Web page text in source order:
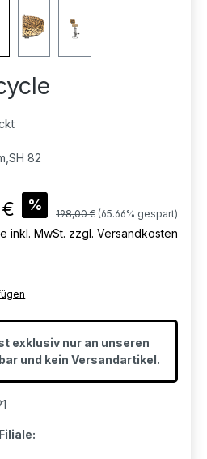
82
% Regulärer Preis:
198,00 € (65.66% gespart)
inkl. MwSt. zzgl. Versandkosten
exklusiv nur an unseren
und kein Versandartikel.